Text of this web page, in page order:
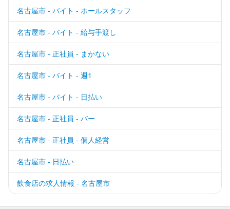
名古屋市 - バイト - ホールスタッフ
名古屋市 - バイト - 給与手渡し
名古屋市 - 正社員 - まかない
名古屋市 - バイト - 週1
名古屋市 - バイト - 日払い
名古屋市 - 正社員 - バー
名古屋市 - 正社員 - 個人経営
名古屋市 - 日払い
飲食店の求人情報 - 名古屋市